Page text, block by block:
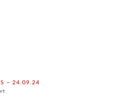
– 24.09.24